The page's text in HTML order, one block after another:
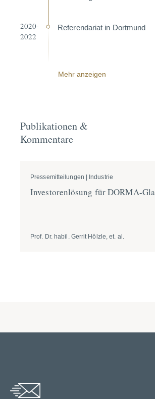
2020-
2022
Referen­dariat in Dortmund
Mehr anzeigen
Publikationen &
Kommentare
Pressemitteilungen | Industrie
Inves­to­ren­lösung für DORMA-
Prof. Dr. habil. Gerrit Hölzle, et. al.